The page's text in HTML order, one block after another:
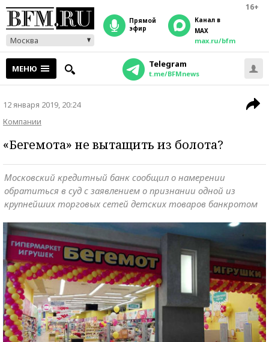
16+
Москва
прямой
эфир
Канал в
MAX
max.ru/bfm
МЕНЮ Telegram
t.me/BFMnews
12 января 2019, 20:24
Компании
«Бегемота» не вытащить из болота?
Московский кредитный банк сообщил о намерении
обратиться в суд с заявлением о признании одной из
крупнейших торговых сетей детских товаров банкротом